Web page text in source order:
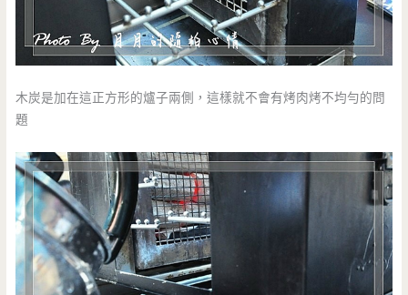
木炭是加在這正方形的爐子兩側，這樣就不會有烤肉烤不均勻的問
題